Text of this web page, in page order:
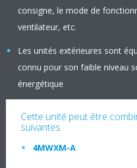
consigne, le mode de
ventilateur, etc.
Les unités extérieures sont
connu pour son faible niveau
énergétique
Cette unité peut être
suivantes
4MWXM-A